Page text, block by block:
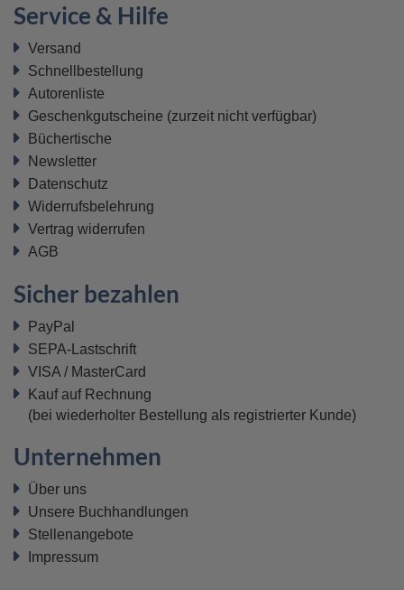
Service & Hilfe
Versand
Schnellbestellung
Autorenliste
Geschenkgutscheine (zurzeit nicht verfügbar)
Büchertische
Newsletter
Datenschutz
Widerrufsbelehrung
Vertrag widerrufen
AGB
Sicher bezahlen
PayPal
SEPA-Lastschrift
VISA / MasterCard
Kauf auf Rechnung
(bei wiederholter Bestellung als registrierter Kunde)
Unternehmen
Über uns
Unsere Buchhandlungen
Stellenangebote
Impressum